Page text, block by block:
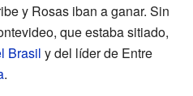
y Rosas iban a ganar. Sin
que estaba sitiado,
Brasil y del líder de Entre
.